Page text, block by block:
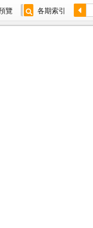
覽 各期索引